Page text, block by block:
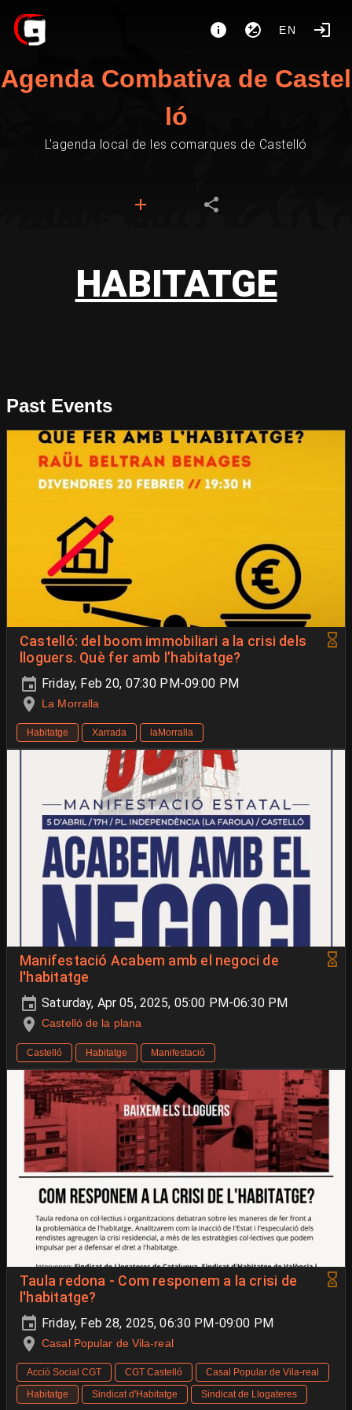
EN
Agenda Combativa de Castel
ló
L'agenda local de les comarques de Castelló
HABITATGE
Past Events
Castelló: del boom immobiliari a la crisi dels
lloguers. Què fer amb l’habitatge?
Friday, Feb 20, 07:30 PM-09:00 PM
La Morralla
Habitatge Xarrada laMorralla
Manifestació Acabem amb el negoci de
l'habitatge
Saturday, Apr 05, 2025, 05:00 PM-06:30 PM
Castelló de la plana
Castelló Habitatge Manifestació
Taula redona - Com responem a la crisi de
l'habitatge?
Friday, Feb 28, 2025, 06:30 PM-09:00 PM
Casal Popular de Vila-real
Acció Social CGT CGT Castelló
Casal Popular de Vila-real
Habitatge
Sindicat d'Habitatge Sindicat de Llogateres